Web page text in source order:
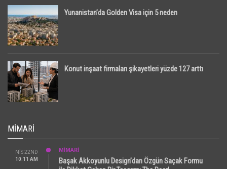
Yunanistan’da Golden Visa için 5 neden
Konut inşaat firmaları şikayetleri yüzde 127 arttı
MIMARI
NIS 22ND
10:11 AM
MİMARİ
Başak Akkoyunlu Design’dan Özgün Saçak Formu